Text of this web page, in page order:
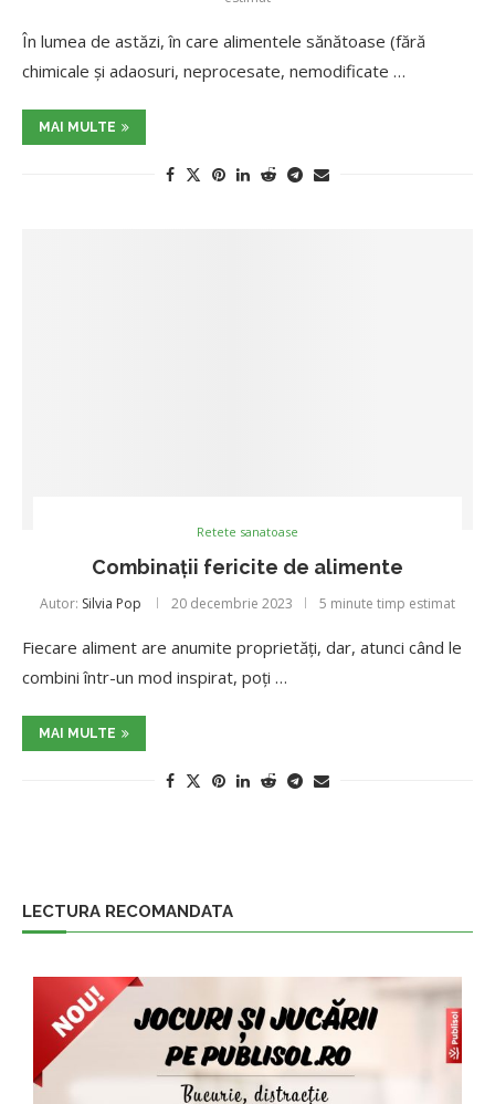
În lumea de astăzi, în care alimentele sănătoase (fără
chimicale și adaosuri, neprocesate, nemodificate …
MAI MULTE
Retete sanatoase
Combinații fericite de alimente
Autor: Silvia Pop 20 decembrie 2023 5 minute timp estimat
Fiecare aliment are anumite proprietăți, dar, atunci când le
combini într-un mod inspirat, poți …
MAI MULTE
LECTURA RECOMANDATA